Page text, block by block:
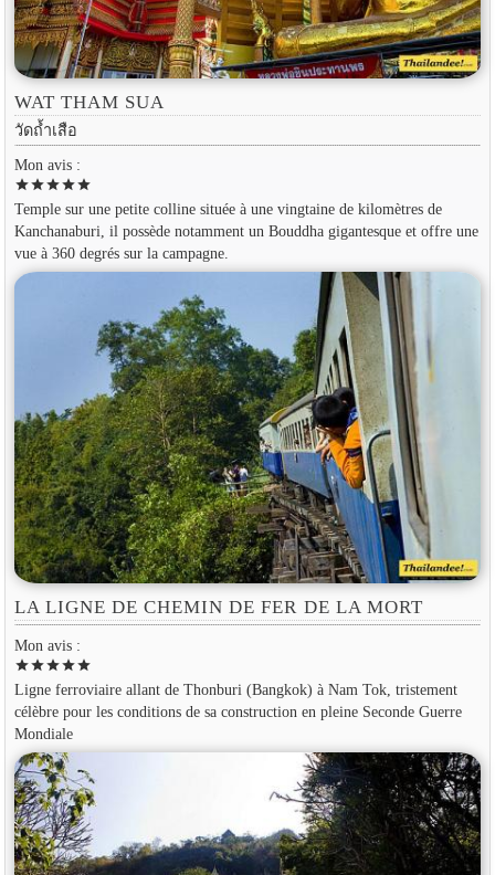
WAT THAM SUA
วัดถ้ำเสือ
Mon avis :
starstarstarstarstar
Temple sur une petite colline située à une vingtaine de kilomètres de
Kanchanaburi, il possède notamment un Bouddha gigantesque et offre une
vue à 360 degrés sur la campagne.
LA LIGNE DE CHEMIN DE FER DE LA MORT
Mon avis :
starstarstarstarstar
Ligne ferroviaire allant de Thonburi (Bangkok) à Nam Tok, tristement
célèbre pour les conditions de sa construction en pleine Seconde Guerre
Mondiale